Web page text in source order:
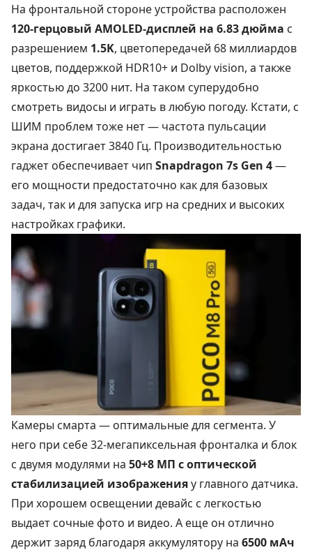
На фронтальной стороне устройства расположен
120-герцовый AMOLED-дисплей на 6.83 дюйма с
разрешением 1.5K, цветопередачей 68 миллиардов
цветов, поддержкой HDR10+ и Dolby vision, а также
яркостью до 3200 нит. На таком суперудобно
смотреть видосы и играть в любую погоду. Кстати, с
ШИМ проблем тоже нет — частота пульсации
экрана достигает 3840 Гц. Производительностью
гаджет обеспечивает чип Snapdragon 7s Gen 4—
его мощности предостаточно как для базовых
задач, так и для запуска игр на средних и высоких
настройках графики.
Камеры смарта — оптимальные для сегмента. У
него при себе 32-мегапиксельная фронталка и блок
с двумя модулями на 50+8 МП с оптической
стабилизацией изображенияу главного датчика.
При хорошем освещении девайс с легкостью
выдает сочные фото и видео. А еще он отлично
держит заряд благодаря аккумулятору на 6500 мАч